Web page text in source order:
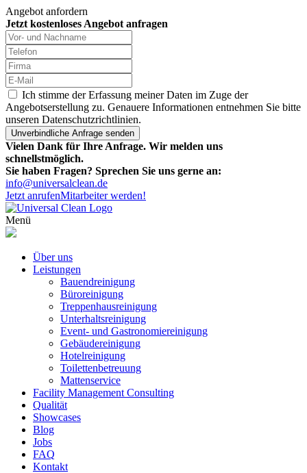
Angebot anfordern
Jetzt kostenloses Angebot anfragen
Ich stimme der Erfassung meiner Daten im Zuge der
Angebotserstellung zu. Genauere Informationen entnehmen Sie bitte
unseren Datenschutzrichtlinien.
Vielen Dank für Ihre Anfrage. Wir melden uns
schnellstmöglich.
Sie haben Fragen? Sprechen Sie uns gerne an:
info@universalclean.de
Jetzt anrufenMitarbeiter werden!
Menü
Über uns
Leistungen
Bauendreinigung
Büroreinigung
Treppenhausreinigung
Unterhaltsreinigung
Event- und Gastronomiereinigung
Gebäudereinigung
Hotelreinigung
Toilettenbetreuung
Mattenservice
Facility Management Consulting
Qualität
Showcases
Blog
Jobs
FAQ
Kontakt